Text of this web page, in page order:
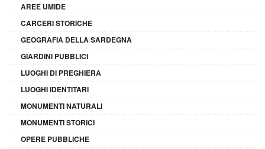
AREE UMIDE
CARCERI STORICHE
GEOGRAFIA DELLA SARDEGNA
GIARDINI PUBBLICI
LUOGHI DI PREGHIERA
LUOGHI IDENTITARI
MONUMENTI NATURALI
MONUMENTI STORICI
OPERE PUBBLICHE